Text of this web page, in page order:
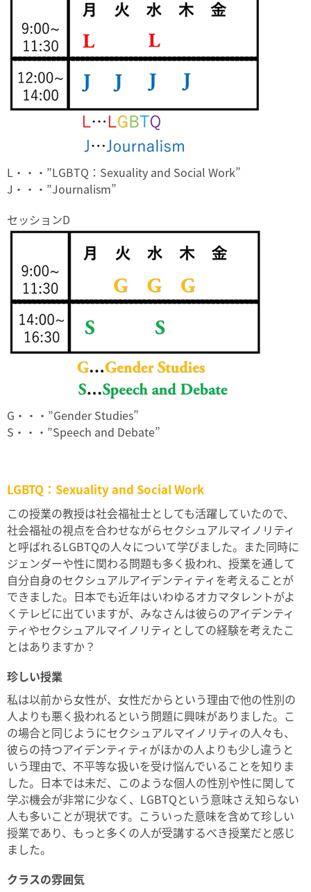
L・・・”LGBTQ：Sexuality and Social Work”
J・・・”Journalism”
セッションD
G・・・”Gender Studies”
S・・・”Speech and Debate”
LGBTQ：Sexuality and Social Work
この授業の教授は社会福祉士としても活躍していたので、
社会福祉の視点を合わせながらセクシュアルマイノリティ
と呼ばれるLGBTQの人々について学びました。また同時に
ジェンダーや性に関わる問題も多く扱われ、授業を通して
自分自身のセクシュアルアイデンティティを考えることが
できました。日本でも近年はいわゆるオカマタレントがよ
くテレビに出ていますが、みなさんは彼らのアイデンティ
ティやセクシュアルマイノリティとしての経験を考えたこ
とはありますか？
珍しい授業
私は以前から女性が、女性だからという理由で他の性別の
人よりも悪く扱われるという問題に興味がありました。こ
の場合と同じようにセクシュアルマイノリティの人々も、
彼らの持つアイデンティティがほかの人よりも少し違うと
いう理由で、不平等な扱いを受け悩んでいることを知りま
した。日本では未だ、このような個人の性別や性に関して
学ぶ機会が非常に少なく、LGBTQという意味さえ知らない
人も多いことが現状です。こういった意味を含めて珍しい
授業であり、もっと多くの人が受講するべき授業だと感じ
ました。
クラスの雰囲気